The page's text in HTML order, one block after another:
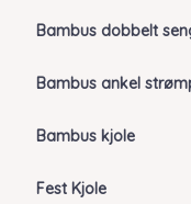
Bambus dobbelt
Bambus ankel
Bambus kjole
Fest Kjole